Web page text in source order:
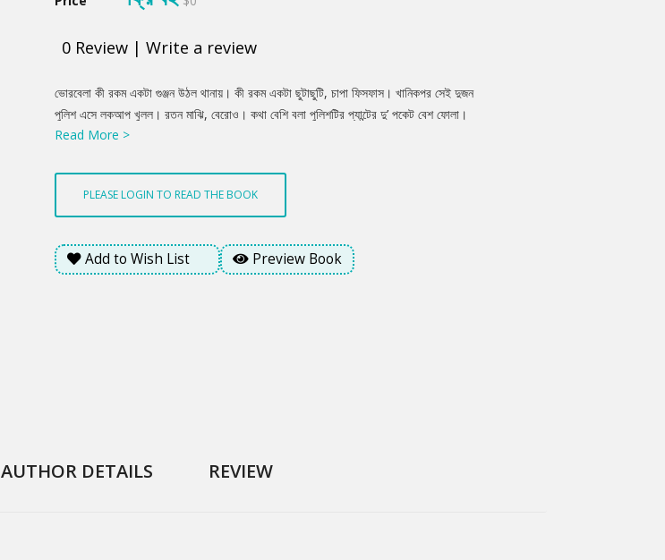
0 Review | Write a review
Product
Summery
ভোরবেলা কী রকম একটা গুঞ্জন উঠল থানায়। কী রকম একটা ছুটাছুটি, চাপা ফিসফাস। খানিকপর সেই দুজন
পুলিশ এসে লকআপ খুলল। রতন মাঝি, বেরোও। কথা বেশি বলা পুলিশটির প্যান্টের দু’ পকেট বেশ ফোলা।
রতন নিঃশব্দে লকআপ থেকে বেরোল। পুলিশ দুজন ঠেলে ঠেলে তাকে এনে দাঁড়া করাল সেই অফিসারের
দেখে চোখ তুলে তাকালেন তিনি।
Read More >
PLEASE LOGIN TO READ THE BOOK
Add to Wish List Preview Book
AUTHOR DETAILS REVIEW